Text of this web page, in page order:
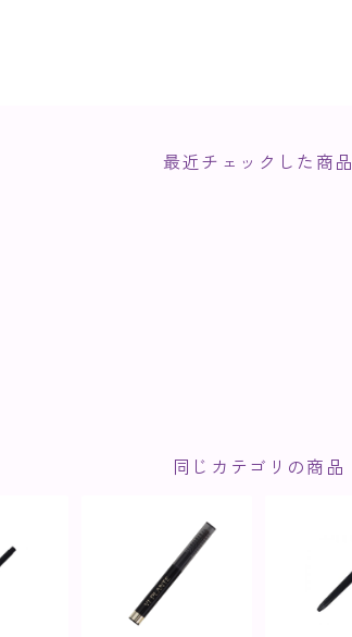
最近チェックした商品
同じカテゴリの商品